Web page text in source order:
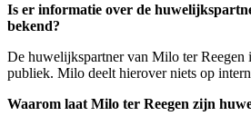
Is er informatie over de
bekend?
De huwelijkspartner van Milo ter Reegen
publiek. Milo deelt hierover niets op
Waarom laat Milo ter Reegen zijn